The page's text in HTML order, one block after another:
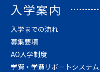
入学案内
入学までの流れ
募集要項
AO入学制度
学費・学費サポートシステム